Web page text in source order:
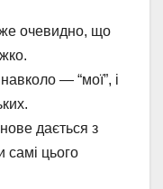
очевидно, що
— “мої”, і
дається з
самі цього